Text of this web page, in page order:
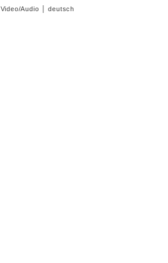
Video/Audio |deutsch